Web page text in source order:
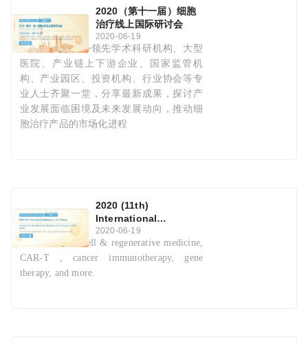
2020（第十一届）细胞
治疗线上国际研讨会
2020-06-19
大会邀约国内外领先学术科研机构、大型
医院、产业链上下游企业、国家监管机
构、产业园区、投资机构、行业协会等专
业人士齐聚一堂，分享最新成果，探讨产
业发展面临困境及未来发展动向，推动细
胞治疗产品的市场化进程
2020 (11th)
International
Conference on Cell
Therapy
2020-06-19
Focus on stem cell & regenerative medicine,
CAR-T , cancer immunotherapy, gene
therapy, and more.